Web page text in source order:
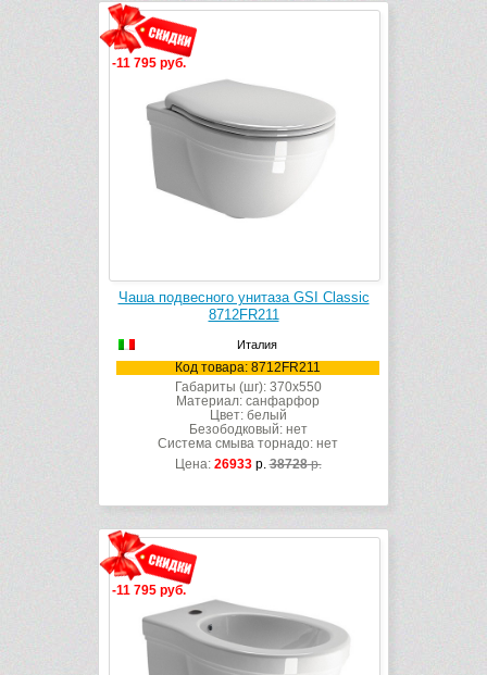
-11 795 руб.
Чаша подвесного унитаза GSI Classic
8712FR211
Италия
Код товара: 8712FR211
Габариты (шг): 370x550
Материал: санфарфор
Цвет: белый
Безободковый: нет
Система смыва торнадо: нет
Цена: 26933р.38728р.
-11 795 руб.